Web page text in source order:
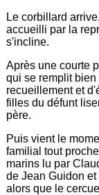
Le corbillard
accueilli par la
s'incline.
Après une courte
qui se remplit
recueillement et
filles du défunt
père.
Puis vient le
familial tout
marins lu par
de Jean Guidon
alors que le